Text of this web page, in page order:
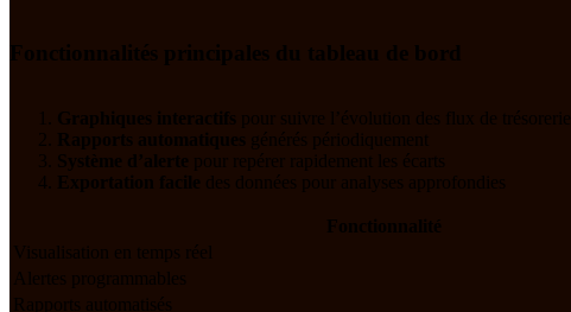
Fonctionnalités principales du tableau de bord
Graphiques interactifs pour suivre l’évolution des flux de trésorerie
Rapports automatiques générés périodiquement
Système d’alerte pour repérer rapidement les écarts
Exportation facile des données pour analyses approfondies
Fonctionnalité
Visualisation en temps réel
Alertes programmables
Rapports automatisés